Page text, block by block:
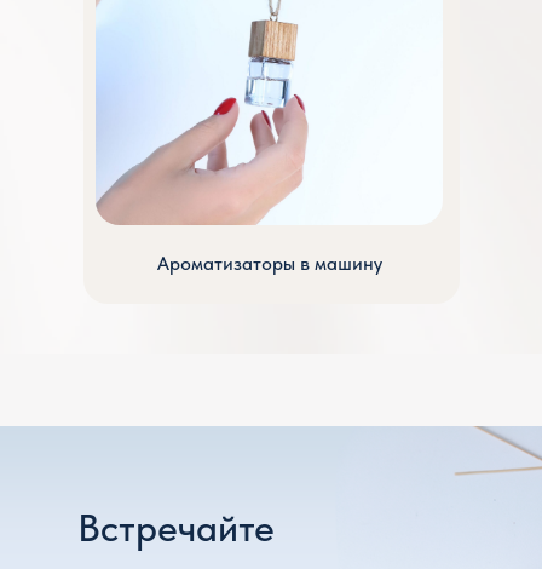
Ароматизаторы в машину
Встречайте